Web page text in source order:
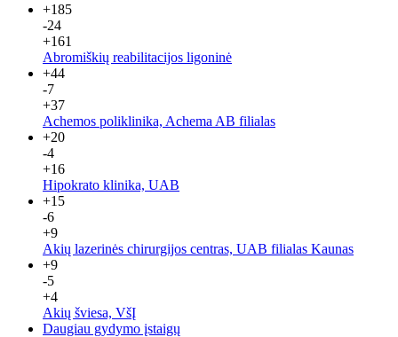
+185
-24
+161
Abromiškių reabilitacijos ligoninė
+44
-7
+37
Achemos poliklinika, Achema AB filialas
+20
-4
+16
Hipokrato klinika, UAB
+15
-6
+9
Akių lazerinės chirurgijos centras, UAB filialas Kaunas
+9
-5
+4
Akių šviesa, VšĮ
Daugiau gydymo įstaigų